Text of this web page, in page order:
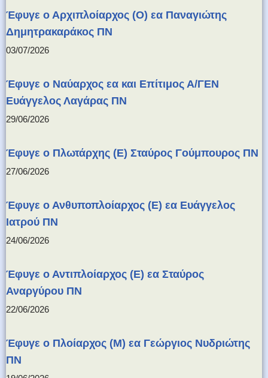
Έφυγε ο Αρχιπλοίαρχος (Ο) εα Παναγιώτης
Δημητρακαράκος ΠΝ
03/07/2026
Έφυγε ο Ναύαρχος εα και Επίτιμος Α/ΓΕΝ
Ευάγγελος Λαγάρας ΠΝ
29/06/2026
Έφυγε ο Πλωτάρχης (Ε) Σταύρος Γούμπουρος ΠΝ
27/06/2026
Έφυγε ο Ανθυποπλοίαρχος (Ε) εα Ευάγγελος
Ιατρού ΠΝ
24/06/2026
Έφυγε ο Αντιπλοίαρχος (Ε) εα Σταύρος
Αναργύρου ΠΝ
22/06/2026
Έφυγε ο Πλοίαρχος (Μ) εα Γεώργιος Νυδριώτης
ΠΝ